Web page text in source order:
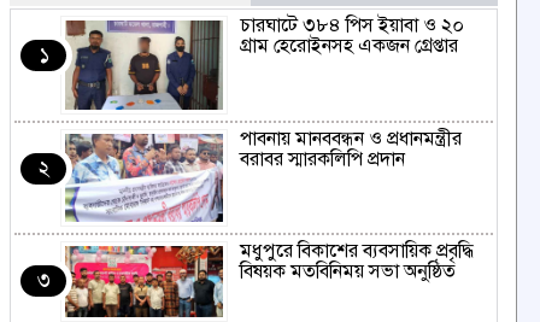
১
চারঘাটে ৩৮৪ পিস ইয়াবা ও ২০
গ্রাম হেরোইনসহ একজন গ্রেপ্তার
২
পাবনায় মানববন্ধন ও প্রধানমন্ত্রীর
বরাবর স্মারকলিপি প্রদান
৩
মধুপুরে বিকাশের ব্যবসায়িক প্রবৃদ্ধি
বিষয়ক মতবিনিময় সভা অনুষ্ঠিত